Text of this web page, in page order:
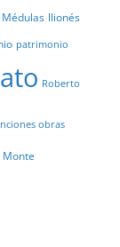
Médulas llionés
patrimonio
Roberto
obras
Monte